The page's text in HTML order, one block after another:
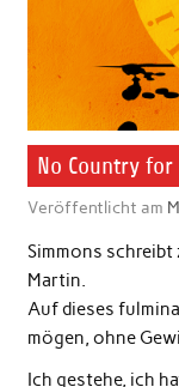
No Country for
Veröffentlicht am
Simmons schreibt
Martin.
Auf dieses
mögen, ohne
Ich gestehe, ich